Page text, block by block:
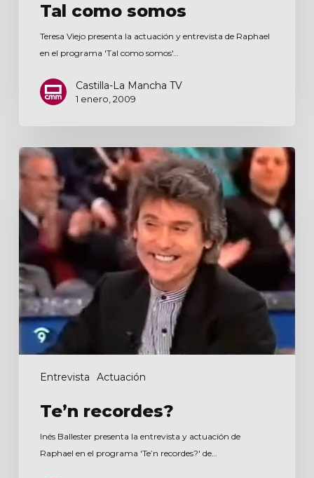
Tal como somos
Teresa Viejo presenta la actuación y entrevista de Raphael
en el programa 'Tal como somos'…
Castilla-La Mancha TV
1 enero, 2009
Entrevista Actuación
Te’n
recordes?
Te’n recordes?
Inés Ballester presenta la entrevista y actuación de
Raphael en el programa 'Te’n recordes?' de…